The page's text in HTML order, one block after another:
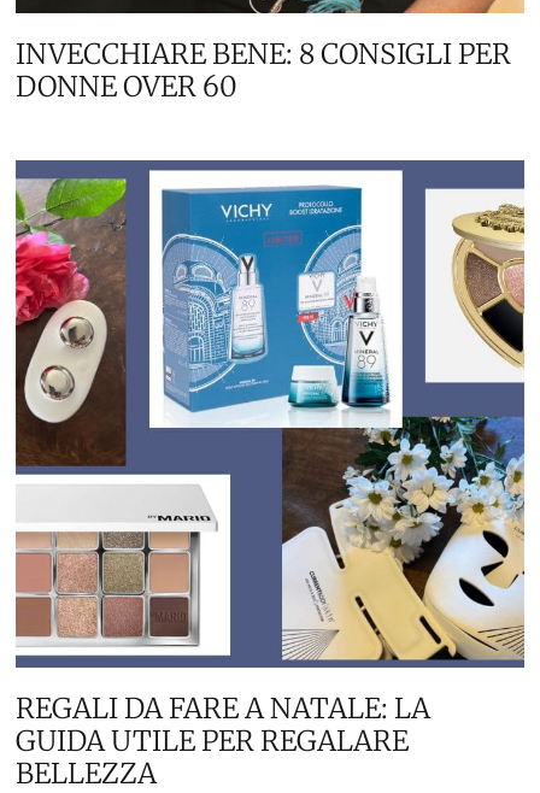
INVECCHIARE BENE: 8 CONSIGLI PER
DONNE OVER 60
REGALI DA FARE A NATALE: LA
GUIDA UTILE PER REGALARE
BELLEZZA